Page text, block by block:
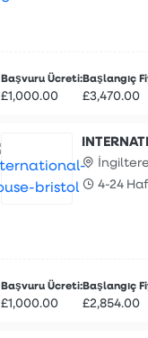
Başvuru Ücreti:
£1,000.00
Başlangıç
£3,470.00
4-24
Başvuru Ücreti:
£1,000.00
Başlangıç
£2,854.00